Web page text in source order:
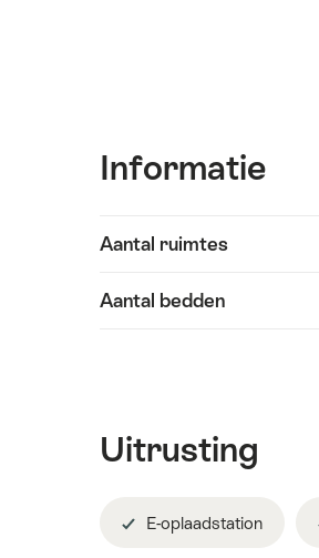
Informatie
Informatie
weergeven
Aantal ruimtes
Aantal bedden
Uitrusting
E-oplaadstation